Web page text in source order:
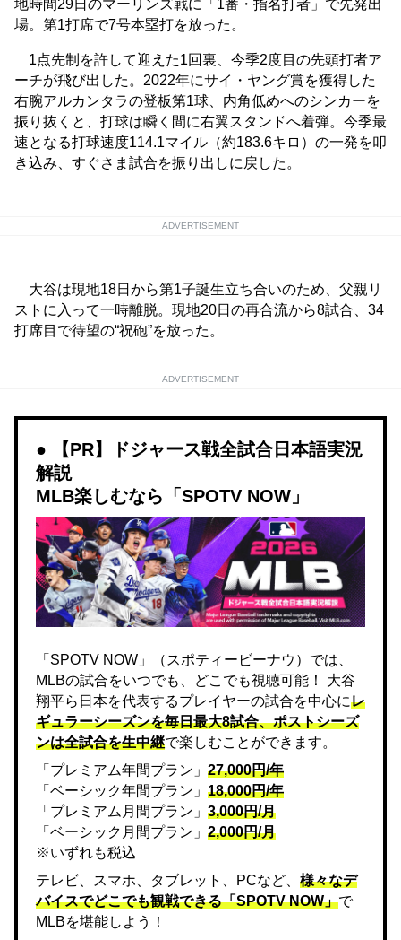
地時間29日のマーリンズ戦に「1番・指名打者」で先発出
場。第1打席で7号本塁打を放った。
1点先制を許して迎えた1回裏、今季2度目の先頭打者ア
ーチが飛び出した。2022年にサイ・ヤング賞を獲得した
右腕アルカンタラの登板第1球、内角低めへのシンカーを
振り抜くと、打球は瞬く間に右翼スタンドへ着弾。今季最
速となる打球速度114.1マイル（約183.6キロ）の一発を叩
き込み、すぐさま試合を振り出しに戻した。
ADVERTISEMENT
大谷は現地18日から第1子誕生立ち合いのため、父親リ
ストに入って一時離脱。現地20日の再合流から8試合、34
打席目で待望の“祝砲”を放った。
ADVERTISEMENT
【PR】ドジャース戦全試合日本語実況
解説
MLB楽しむなら「SPOTV NOW」
「SPOTV NOW」（スポティービーナウ）では、
MLBの試合をいつでも、どこでも視聴可能！ 大谷
翔平ら日本を代表するプレイヤーの試合を中心にレ
ギュラーシーズンを毎日最大8試合、ポストシーズ
ンは全試合を生中継で楽しむことができます。
「プレミアム年間プラン」 27,000円/年
「ベーシック年間プラン」 18,000円/年
「プレミアム月間プラン」 3,000円/月
「ベーシック月間プラン」 2,000円/月
※いずれも税込
テレビ、スマホ、タブレット、PCなど、 様々なデ
バイスでどこでも観戦できる「SPOTV NOW」で
MLBを堪能しよう！